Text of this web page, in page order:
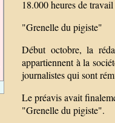
18.000 heures de
"Grenelle du pigiste"
Début octobre, la
appartiennent à la
journalistes qui sont
Le préavis avait
"Grenelle du pigiste".